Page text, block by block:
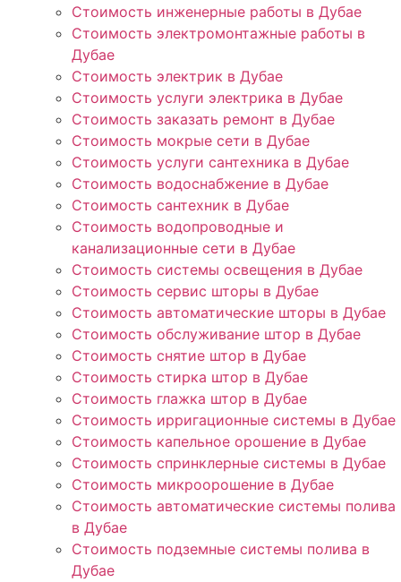
Стоимость инженерные работы в Дубае
Стоимость электромонтажные работы в
Дубае
Стоимость электрик в Дубае
Стоимость услуги электрика в Дубае
Стоимость заказать ремонт в Дубае
Стоимость мокрые сети в Дубае
Стоимость услуги сантехника в Дубае
Стоимость водоснабжение в Дубае
Стоимость сантехник в Дубае
Стоимость водопроводные и
канализационные сети в Дубае
Стоимость системы освещения в Дубае
Стоимость сервис шторы в Дубае
Стоимость автоматические шторы в Дубае
Стоимость обслуживание штор в Дубае
Стоимость снятие штор в Дубае
Стоимость стирка штор в Дубае
Стоимость глажка штор в Дубае
Стоимость ирригационные системы в Дубае
Стоимость капельное орошение в Дубае
Стоимость спринклерные системы в Дубае
Стоимость микроорошение в Дубае
Стоимость автоматические системы полива
в Дубае
Стоимость подземные системы полива в
Дубае